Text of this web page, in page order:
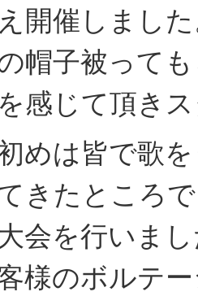
え開催しまし
帽子被って
を感じて頂き
めは皆で歌
きたところ
会を行いま
様のボルテ